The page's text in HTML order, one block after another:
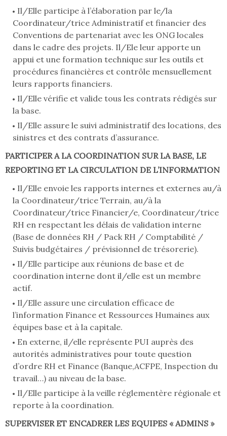
Il/Elle participe à l’élaboration par le/la
Coordinateur/trice Administratif et financier des
Conventions de partenariat avec les ONG locales
dans le cadre des projets. Il/Ele leur apporte un
appui et une formation technique sur les outils et
procédures financières et contrôle mensuellement
leurs rapports financiers.
Il/Elle vérifie et valide tous les contrats rédigés sur
la base.
Il/Elle assure le suivi administratif des locations, des
sinistres et des contrats d’assurance.
PARTICIPER A LA COORDINATION SUR LA BASE, LE
REPORTING ET LA CIRCULATION DE L’INFORMATION
Il/Elle envoie les rapports internes et externes au/à
la Coordinateur/trice Terrain, au/à la
Coordinateur/trice Financier/e, Coordinateur/trice
RH en respectant les délais de validation interne
(Base de données RH / Pack RH / Comptabilité /
Suivis budgétaires / prévisionnel de trésorerie).
Il/Elle participe aux réunions de base et de
coordination interne dont il/elle est un membre
actif.
Il/Elle assure une circulation efficace de
l’information Finance et Ressources Humaines aux
équipes base et à la capitale.
En externe, il/elle représente PUI auprès des
autorités administratives pour toute question
d’ordre RH et Finance (Banque,ACFPE, Inspection du
travail…) au niveau de la base.
Il/Elle participe à la veille réglementère régionale et
reporte à la coordination.
SUPERVISER ET ENCADRER LES EQUIPES « ADMINS »